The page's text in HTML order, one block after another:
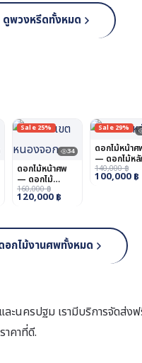
ดูพวงหรีดทั้งหมด
Sale 25%
34
ดอกไม้หน้าศพ
— ดอกไม้
หนองจอก
160,000฿
120,000 ฿
Sale 29%
ดอกไม้หน้าศ
— ดอกไม้หลั
140,000฿
100,000 ฿
อกไม้งานศพทั้งหมด
ะนครปฐม เรามีบริการจัดส่
คาที่ดี.